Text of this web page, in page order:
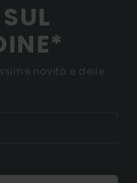
novità e delle